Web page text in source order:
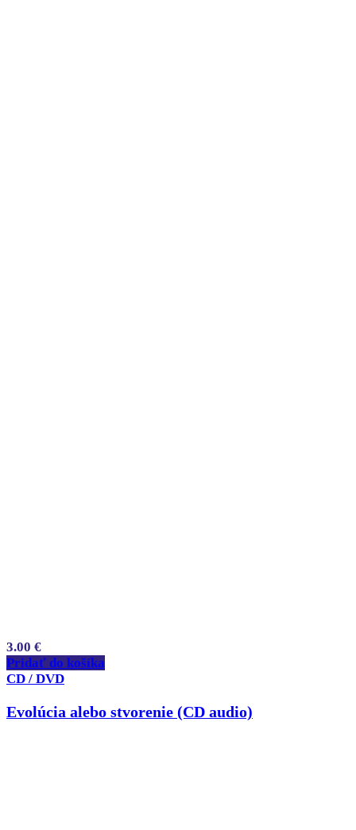
3.00 €
Pridať do košíka
CD / DVD
Evolúcia alebo stvorenie (CD audio)